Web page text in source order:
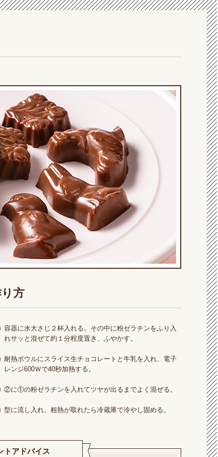
方
容器に水大さじ２杯入れる。その中に粉ゼラチンをふり入
れサッと混ぜて約１分程度置き、ふやかす。
耐熱ボウルにスライス生チョコレートと牛乳を入れ、電子
レンジ600Ｗで40秒加熱する。
②に①の粉ゼラチンを入れてツヤが出るまでよく混ぜる。
型に流し入れ、粗熱が取れたら冷蔵庫で冷やし固める。
トアドバイス